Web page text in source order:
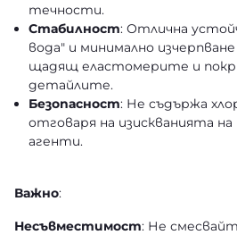
течности.
Стабилност: Отлична
вода" и минимално
щадящ еластомерите и
детайлите.
Безопасност: Не съдържа
отговаря на изискванията
агенти.
Важно:
Несъвместимост: Не